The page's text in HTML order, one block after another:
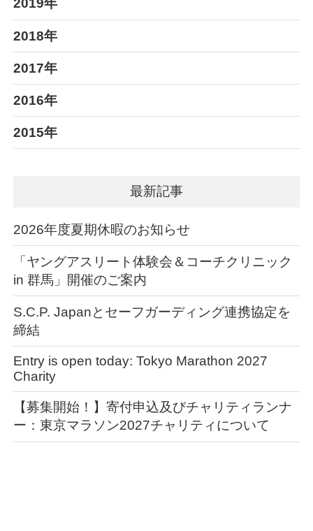
2019年
2018年
2017年
2016年
2015年
最新記事
2026年度夏期休暇のお知らせ
「ヤングアスリート体験会＆コーチクリニック
in 群馬」開催のご案内
S.C.P. Japanとセーフガーディング連携協定を
締結
Entry is open today: Tokyo Marathon 2027
Charity
【募集開始！】寄付申込及びチャリティランナ
ー：東京マラソン2027チャリティについて